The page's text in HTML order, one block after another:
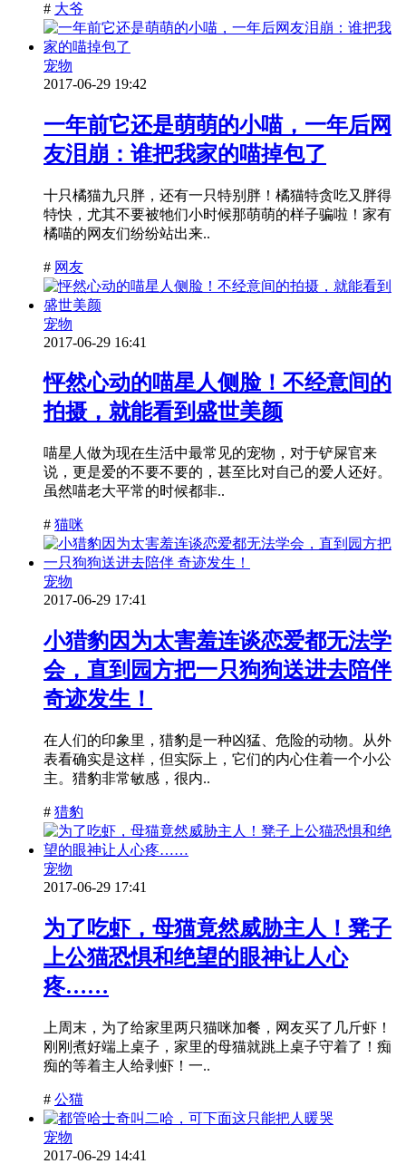
# 大爷
宠物
2017-06-29 19:42
一年前它还是萌萌的小喵，一年后网
友泪崩：谁把我家的喵掉包了
十只橘猫九只胖，还有一只特别胖！橘猫特贪吃又胖得
特快，尤其不要被牠们小时候那萌萌的样子骗啦！家有
橘喵的网友们纷纷站出来..
# 网友
宠物
2017-06-29 16:41
怦然心动的喵星人侧脸！不经意间的
拍摄，就能看到盛世美颜
喵星人做为现在生活中最常见的宠物，对于铲屎官来
说，更是爱的不要不要的，甚至比对自己的爱人还好。
虽然喵老大平常的时候都非..
# 猫咪
宠物
2017-06-29 17:41
小猎豹因为太害羞连谈恋爱都无法学
会，直到园方把一只狗狗送进去陪伴
奇迹发生！
在人们的印象里，猎豹是一种凶猛、危险的动物。从外
表看确实是这样，但实际上，它们的内心住着一个小公
主。猎豹非常敏感，很内..
# 猎豹
宠物
2017-06-29 17:41
为了吃虾，母猫竟然威胁主人！凳子
上公猫恐惧和绝望的眼神让人心
疼……
上周末，为了给家里两只猫咪加餐，网友买了几斤虾！
刚刚煮好端上桌子，家里的母猫就跳上桌子守着了！痴
痴的等着主人给剥虾！一..
# 公猫
宠物
2017-06-29 14:41